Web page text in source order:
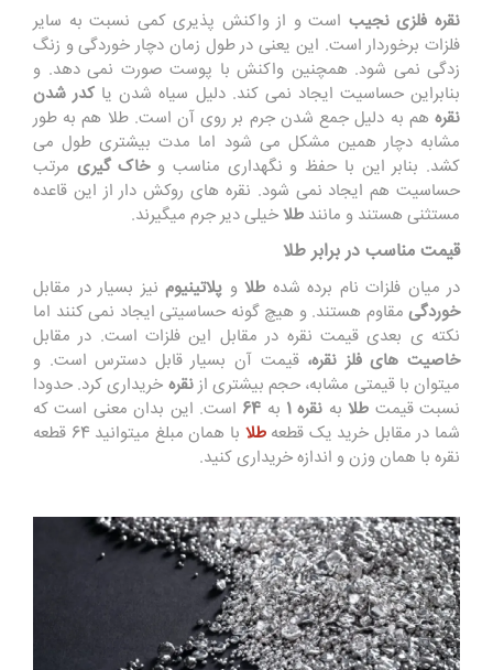
نقره فلزی نجیب است و از واکنش پذیری کمی نسبت به سایر
فلزات برخوردار است. این یعنی در طول زمان دچار خوردگی و زنگ
زدگی نمی شود. همچنین واکنش با پوست صورت نمی دهد. و
بنابراین حساسیت ایجاد نمی کند. دلیل سیاه شدن یا کدر شدن
نقره هم به دلیل جمع شدن جرم بر روی آن است. طلا هم به طور
مشابه دچار همین مشکل می شود اما مدت بیشتری طول می
کشد. بنابر این با حفظ و نگهداری مناسب وخاک گیری مرتب
حساسیت هم ایجاد نمی شود. نقره های روکش دار از این قاعده
مستثنی هستند و مانند طلاخیلی دیر جرم میگیرند.
قیمت مناسب در برابر طلا
در میان فلزات نام برده شده طلا و پلاتینیوم نیز بسیار در مقابل
خوردگی مقاوم هستند. و هیچ گونه حساسیتی ایجاد نمی کنند اما
نکته ی بعدی قیمت نقره در مقابل این فلزات است. در مقابل
خاصیت های فلز نقره، قیمت آن بسیار قابل دسترس است. و
میتوان با قیمتی مشابه، حجم بیشتری ازنقره خریداری کرد. حدودا
نسبت قیمت طلابه نقره 1 به 64 است. این بدان معنی است که
شما در مقابل خرید یک قطعهطلا
با همان مبلغ میتوانید 64 قطعه
نقره با همان وزن و اندازه خریداری کنید.